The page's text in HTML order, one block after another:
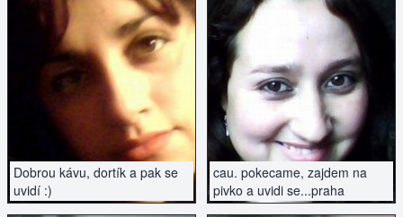
Dobrou kávu, dortík a pak se
uvidí :)
ZOBRAZIT INZERÁT
cau. pokecame, zajdem na
pivko a uvidi se...praha
ZOBRAZIT INZERÁT